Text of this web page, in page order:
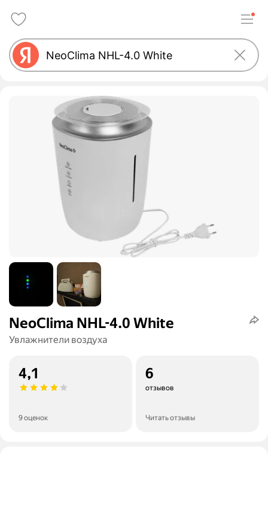
NeoClima NHL-4.0 White
Увлажнители воздуха
4,1
9 оценок
6
отзывов
Читать отзывы